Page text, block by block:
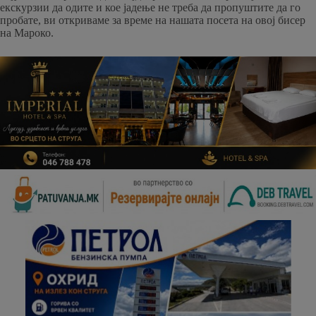
екскурзии да одите и кое јадење не треба да пропуштите да го
пробате, ви откриваме за време на нашата посета на овој бисер
на Мароко.